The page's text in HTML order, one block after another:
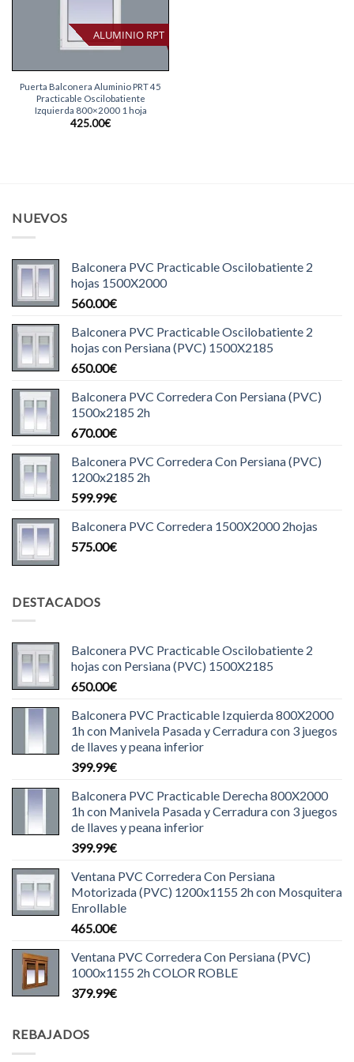
ALUMINIO RPT
Puerta Balconera Aluminio PRT 45
Practicable Oscilobatiente
Izquierda 800×2000 1 hoja
425.00€
NUEVOS
Balconera PVC Practicable Oscilobatiente 2
hojas 1500X2000
560.00€
Balconera PVC Practicable Oscilobatiente 2
hojas con Persiana (PVC) 1500X2185
650.00€
Balconera PVC Corredera Con Persiana (PVC)
1500x2185 2h
670.00€
Balconera PVC Corredera Con Persiana (PVC)
1200x2185 2h
599.99€
Balconera PVC Corredera 1500X2000 2hojas
575.00€
DESTACADOS
Balconera PVC Practicable Oscilobatiente 2
hojas con Persiana (PVC) 1500X2185
650.00€
Balconera PVC Practicable Izquierda 800X2000
1h con Manivela Pasada y Cerradura con 3 juegos
de llaves y peana inferior
399.99€
Balconera PVC Practicable Derecha 800X2000
1h con Manivela Pasada y Cerradura con 3 juegos
de llaves y peana inferior
399.99€
Ventana PVC Corredera Con Persiana
Motorizada (PVC) 1200x1155 2h con Mosquitera
Enrollable
465.00€
Ventana PVC Corredera Con Persiana (PVC)
1000x1155 2h COLOR ROBLE
379.99€
REBAJADOS